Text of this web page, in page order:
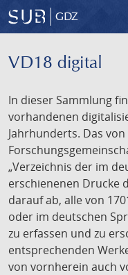
GDZ
VD18 digital
In dieser Sammlung
vorhandenen
Jahrhunderts. Das
„Verzeichnis der im
erschienenen Drucke
darauf ab, alle von
oder im deutschen
zu erfassen und zu
entsprechenden
von vornherein auch